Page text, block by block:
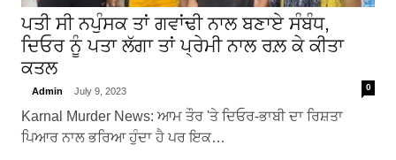
ਪਤੀ ਸੀ ਨਪੁੰਸਕ ਤਾਂ ਗਵਾਂਢੀ ਨਾਲ ਬਣਾਏ ਸੰਬੰਧ,
ਦਿਓਰ ਨੂੰ ਪਤਾ ਲੱਗਾ ਤਾਂ ਪ੍ਰੇਮੀ ਨਾਲ ਰਲ਼ ਕੇ ਕੀਤਾ
ਕਤਲ
Admin July 9, 2023 0
Karnal Murder News: ਆਮ ਤੌਰ 'ਤੇ ਦਿਓਰ-ਭਾਬੀ ਦਾ ਰਿਸ਼ਤਾ
ਪਿਆਰ ਨਾਲ ਭਰਿਆ ਹੁੰਦਾ ਹੈ ਪਰ ਇਕ…